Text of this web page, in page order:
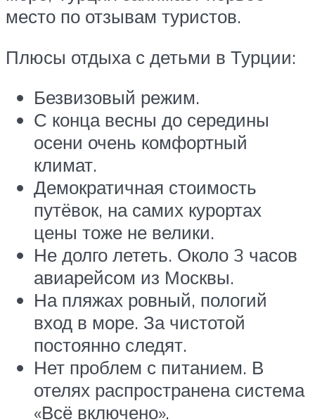
место по отзывам туристов.
Плюсы отдыха с детьми в Турции:
Безвизовый режим.
С конца весны до середины
осени очень комфортный
климат.
Демократичная стоимость
путёвок, на самих курортах
цены тоже не велики.
Не долго лететь. Около 3 часов
авиарейсом из Москвы.
На пляжах ровный, пологий
вход в море. За чистотой
постоянно следят.
Нет проблем с питанием. В
отелях распространена система
«Всё включено».